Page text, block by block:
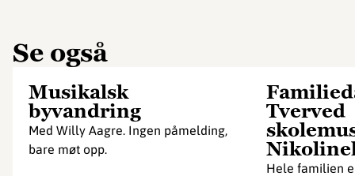
Se også
Musikalsk
byvandring
Med Willy Aagre. Ingen påmelding,
bare møt opp.
Tverved
Hele familien